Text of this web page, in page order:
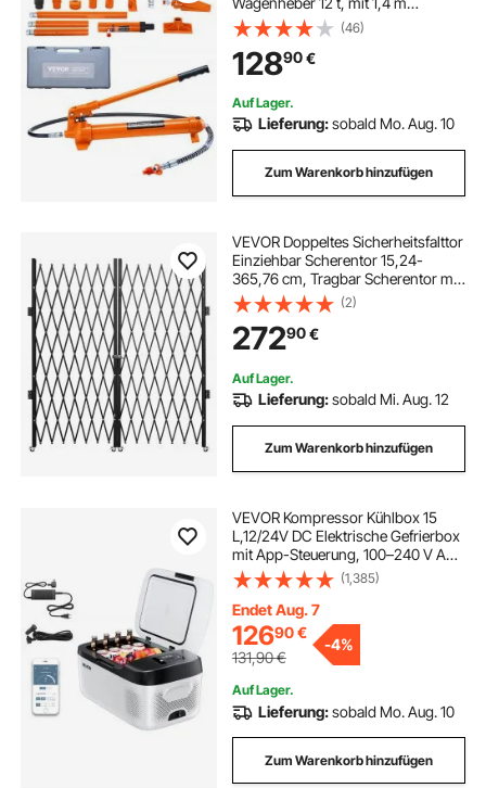
Ölschlauch,
Autokarosserierahmen-
Reparaturset mit
Aufbewahrungskoffer für
Autoreparatur, Lkw, Bauernhof,
Orange
(46)
12890€
Auf Lager.
Lieferung:sobald Mo. Aug. 10
Zum Warenkorb hinzufügen
VEVOR Doppeltes Sicherheitsfalttor
Einziehbar Scherentor 15,24-
365,76 cm, Tragbar Scherentor mit
360°-Rollen Zusammenklappbar
Außenbereich Kellertür, Garage,
Schaufenster Zaun Schwarz
Doppelfalttür
(2)
27290€
Auf Lager.
Lieferung:sobald Mi. Aug. 12
Zum Warenkorb hinzufügen
VEVOR Kompressor Kühlbox 15
L,12/24V DC Elektrische Gefrierbox
mit App-Steuerung, 100–240 V AC
Autokühlschrank für Camping
Reisen Lastkraftwagen Angeln, 60
W Thermoelektrische Kühlbox
Tragbar
(1,385)
Endet Aug. 7
12690€
131,90€
-4%
Auf Lager.
Lieferung:sobald Mo. Aug. 10
Zum Warenkorb hinzufügen